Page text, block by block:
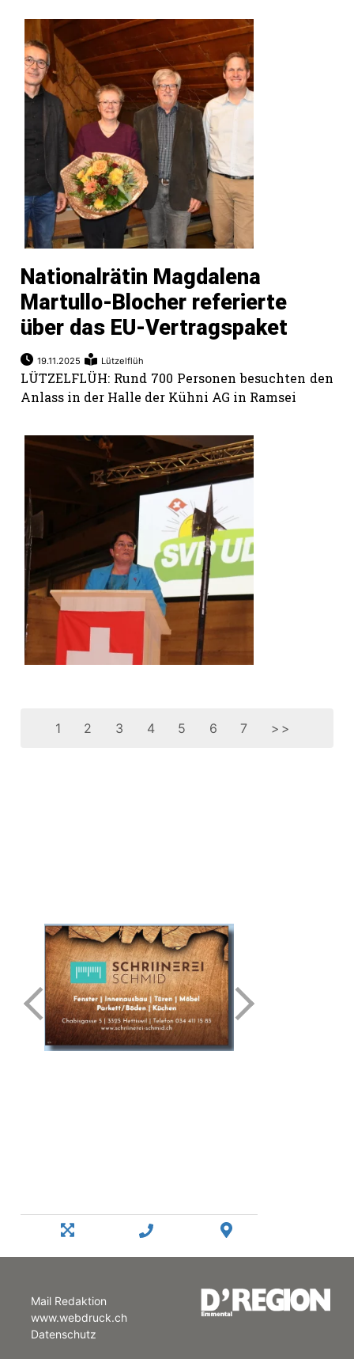
Nationalrätin Magdalena
Martullo-Blocher referierte
über das EU-Vertragspaket
19.11.2025 Lützelflüh
LÜTZELFLÜH: Rund 700 Personen besuchten den
Anlass in der Halle der Kühni AG in Ramsei
1 2 3 4 5 6 7 >>
Mail Redaktion
www.webdruck.ch
Datenschutz